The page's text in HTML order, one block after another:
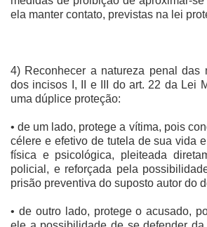
ela manter contato, previstas na lei
4) Reconhecer a natureza penal das
dos incisos I, II e III do art. 22 da Lei
uma dúplice proteção:
• de um lado, protege a vítima, pois
célere e efetivo de tutela de sua vida
física e psicológica, pleiteada
policial, e reforçada pela
prisão preventiva do suposto autor do
• de outro lado, protege o acusado,